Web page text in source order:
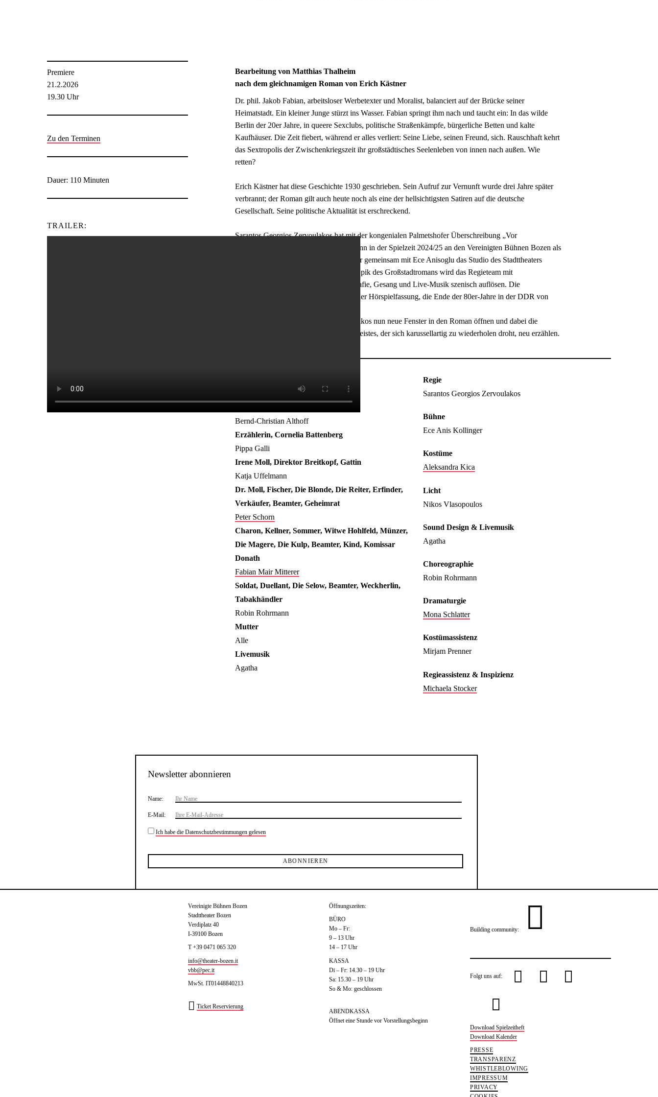
Premiere
21.2.2026
19.30 Uhr
Zu den Terminen
Dauer: 110 Minuten
TRAILER:
Bearbeitung von Matthias Thalheim
nach dem gleichnamigen Roman von Erich Kästner
Dr. phil. Jakob Fabian, arbeitsloser Werbetexter und Moralist, balanciert auf der Brücke seiner
Heimatstadt. Ein kleiner Junge stürzt ins Wasser. Fabian springt ihm nach und taucht ein: In das wilde
Berlin der 20er Jahre, in queere Sexclubs, politische Straßenkämpfe, bürgerliche Betten und kalte
Kaufhäuser. Die Zeit fiebert, während er alles verliert: Seine Liebe, seinen Freund, sich. Rauschhaft kehrt
das Sextropolis der Zwischenkriegszeit ihr großstädtisches Seelenleben von innen nach außen. Wie
retten?
Erich Kästner hat diese Geschichte 1930 geschrieben. Sein Aufruf zur Vernunft wurde drei Jahre später
verbrannt; der Roman gilt auch heute noch als eine der hellsichtigsten Satiren auf die deutsche
Gesellschaft. Seine politische Aktualität ist erschreckend.
Sarantos Georgios Zervoulakos hat mit der kongenialen Palmetshofer Überschreibung „Vor
Sonnenaufgang“ nach Gerhart Hauptmann in der Spielzeit 2024/25 an den Vereinigten Bühnen Bozen als
Regisseur debütiert, dabei verwandelte er gemeinsam mit Ece Anisoglu das Studio des Stadttheaters
kurzerhand in eine Familiensauna. Die Epik des Großstadtromans wird das Regieteam mit
multidisziplinären Mitteln wie Choreografie, Gesang und Live-Musik szenisch auflösen. Die
Bühnenfassung für Bozen basiert auf einer Hörspielfassung, die Ende der 80er-Jahre in der DDR von
Gemeinsam mit Thalheim wird Zervoulakos nun neue Fenster in den Roman öffnen und dabei die
Abgründe der Großstadt und eines Zeitgeistes, der sich karussellartig zu wiederholen droht, neu erzählen.
Bernd-Christian Althoff
Erzählerin, Cornelia Battenberg
Pippa Galli
Irene Moll, Direktor Breitkopf, Gattin
Katja Uffelmann
Dr. Moll, Fischer, Die Blonde, Die Reiter, Erfinder,
Verkäufer, Beamter, Geheimrat
Peter Schorn
Charon, Kellner, Sommer, Witwe Hohlfeld, Münzer,
Die Magere, Die Kulp, Beamter, Kind, Komissar
Donath
Fabian Mair Mitterer
Soldat, Duellant, Die Selow, Beamter, Weckherlin,
Tabakhändler
Robin Rohrmann
Mutter
Alle
Livemusik
Agatha
Regie
Sarantos Georgios Zervoulakos
Bühne
Ece Anis Kollinger
Kostüme
Aleksandra Kica
Licht
Nikos Vlasopoulos
Sound Design & Livemusik
Agatha
Choreographie
Robin Rohrmann
Dramaturgie
Mona Schlatter
Kostümassistenz
Mirjam Prenner
Regieassistenz & Inspizienz
Michaela Stocker
Newsletter abonnieren
Name:
E-Mail:
Ich habe die Datenschutzbestimmungen gelesen
Vereinigte Bühnen Bozen
Stadttheater Bozen
Verdiplatz 40
I-39100 Bozen
T +39 0471 065 320
info@theater-bozen.it
vbb@pec.it
MwSt. IT01448840213
W
Ticket Reservierung
Öffnungszeiten:
BÜRO
Mo – Fr:
9 – 13 Uhr
14 – 17 Uhr
KASSA
Di – Fr: 14.30 – 19 Uhr
Sa: 15.30 – 19 Uhr
So & Mo: geschlossen
ABENDKASSA
Öffnet eine Stunde vor Vorstellungsbeginn
Building community:
P
L
Folgt uns auf:
u
o
u
n
Download Spielzeitheft
Download Kalender
PRESSE
TRANSPARENZ
WHISTLEBLOWING
IMPRESSUM
PRIVACY